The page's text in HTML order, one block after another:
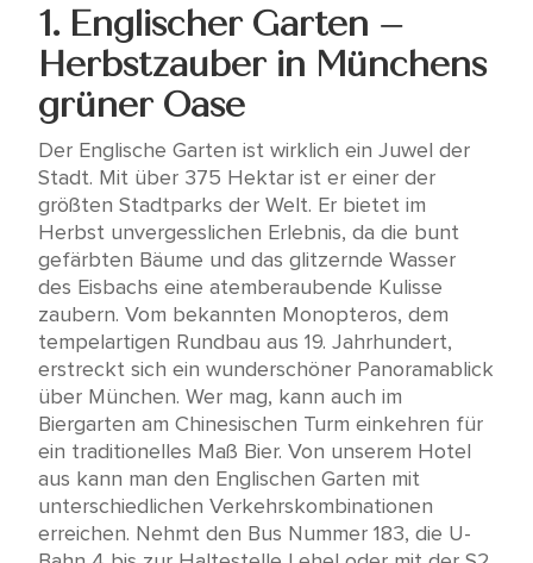
1. Englischer Garten –
Herbstzauber in Münchens
grüner Oase
Der Englische Garten ist wirklich ein Juwel der
Stadt. Mit über 375 Hektar ist er einer der
größten Stadtparks der Welt. Er bietet im
Herbst unvergesslichen Erlebnis, da die bunt
gefärbten Bäume und das glitzernde Wasser
des Eisbachs eine atemberaubende Kulisse
zaubern. Vom bekannten Monopteros, dem
tempelartigen Rundbau aus 19. Jahrhundert,
erstreckt sich ein wunderschöner Panoramablick
über München. Wer mag, kann auch im
Biergarten am Chinesischen Turm einkehren für
ein traditionelles Maß Bier. Von unserem Hotel
aus kann man den Englischen Garten mit
unterschiedlichen Verkehrskombinationen
erreichen. Nehmt den Bus Nummer 183, die U-